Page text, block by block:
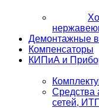
Демонтажные
Компенсаторы
КИПиА и
Средства
сетей,